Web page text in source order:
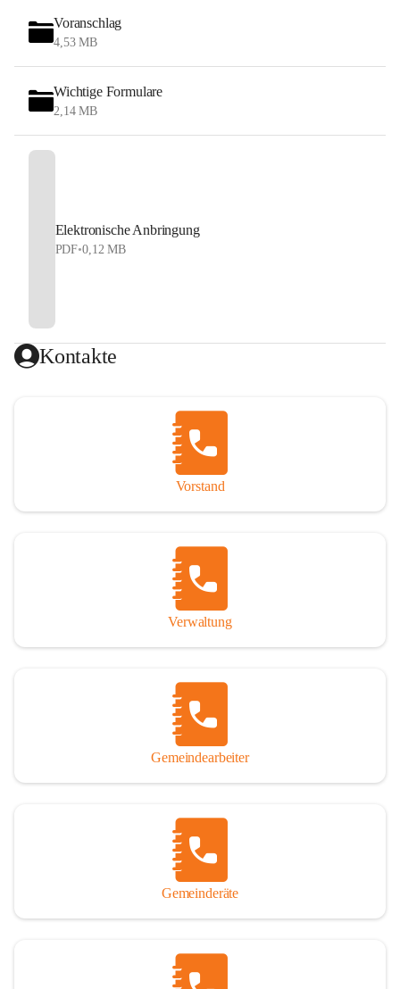
Voranschlag
4,53 MB
Wichtige Formulare
2,14 MB
Elektronische Anbringung
PDF•0,12 MB
Kontakte
Vorstand
Verwaltung
Gemeindearbeiter
Gemeinderäte